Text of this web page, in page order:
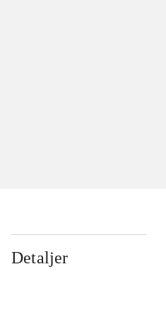
Detaljer